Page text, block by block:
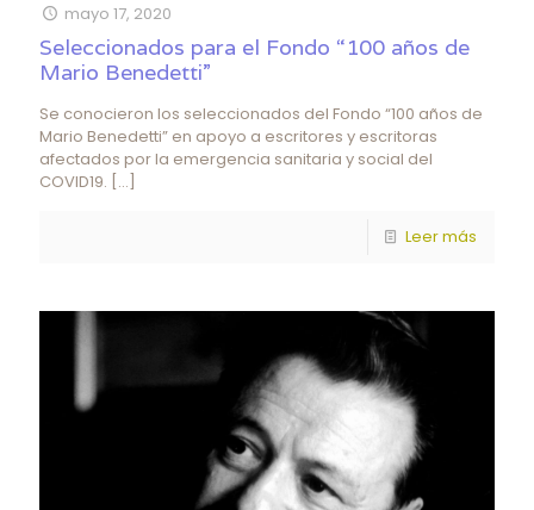
mayo 17, 2020
Seleccionados para el Fondo “100 años de
Mario Benedetti”
Se conocieron los seleccionados del Fondo “100 años de
Mario Benedetti” en apoyo a escritores y escritoras
afectados por la emergencia sanitaria y social del
COVID19. […]
Leer más